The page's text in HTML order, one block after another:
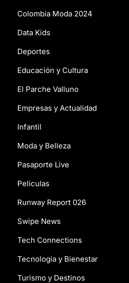
Colombia Moda 2024
Data Kids
Deportes
Educación y Cultura
El Parche Valluno
Empresas y Actualidad
Infantil
Moda y Belleza
Pasaporte Live
Peliculas
Runway Report 026
Swipe News
Tech Connections
Tecnologia y Bienestar
Turismo y Destinos